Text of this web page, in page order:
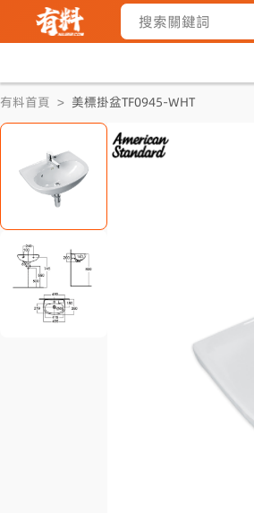
有料首頁 > 美標掛盆TF0945-WHT